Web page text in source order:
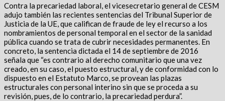
Contra la precariedad laboral, el vicesecretario general de CESM
adujo también las recientes sentencias del Tribunal Superior de
Justicia de la UE, que califican de fraude de ley el recurso a los
nombramientos de personal temporal en el sector de la sanidad
pública cuando se trata de cubrir necesidades permanentes. En
concreto, la sentencia dictada el 14 de septiembre de 2016
señala que “es contrario al derecho comunitario que una vez
creado, en su caso, el puesto estructural, y de conformidad con lo
dispuesto en el Estatuto Marco, se provean las plazas
estructurales con personal interino sin que se proceda a su
revisión, pues, de lo contrario, la precariedad perdura”.